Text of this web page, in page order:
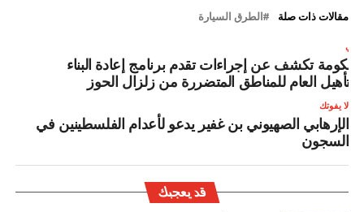
مقالات ذات صلة الطرق السيارة
تكشف عن إجراءات تقدم برنامج إعادة البناء
العام للمناطق المتضررة من زلزال الحوز
لا يفوتك
الإرهابي الصهيوني بن غفير يدعو لأعدام الفلسطينين في
السجون
قد يعجبك